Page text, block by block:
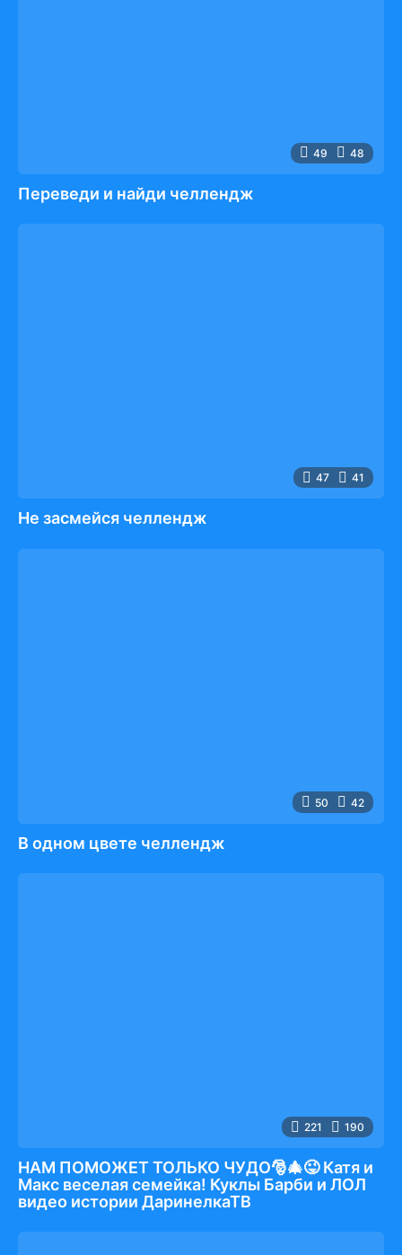
49 48
Переведи и найди челлендж
47 41
Не засмейся челлендж
50 42
В одном цвете челлендж
221 190
НАМ ПОМОЖЕТ ТОЛЬКО ЧУДО🎅🎄😜 Катя и
Макс веселая семейка! Куклы Барби и ЛОЛ
видео истории ДаринелкаТВ